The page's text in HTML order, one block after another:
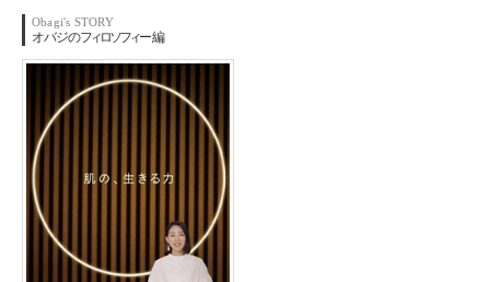
Obagi's STORY
オバジのフィロソフィー編